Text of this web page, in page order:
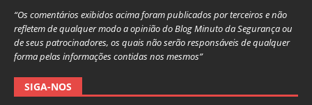
“Os comentários exibidos acima foram publicados por terceiros e não
refletem de qualquer modo a opinião do Blog Minuto da Segurança ou
de seus patrocinadores, os quais não serão responsáveis de qualquer
forma pelas informações contidas nos mesmos”
SIGA-NOS